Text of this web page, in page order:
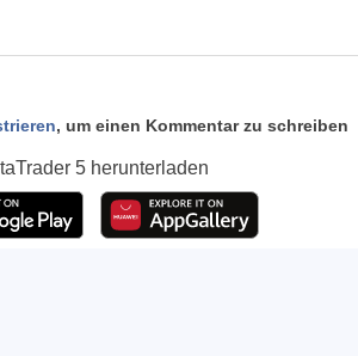
, um einen Kommentar zu schreiben
5herunterladen